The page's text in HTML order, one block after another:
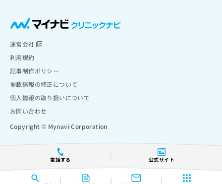
電話する 公式サイト
運営会社
利用規約
記事制作ポリシー
掲載情報の修正について
個人情報の取り扱いについて
お問い合わせ
Copyright © Mynavi Corporation